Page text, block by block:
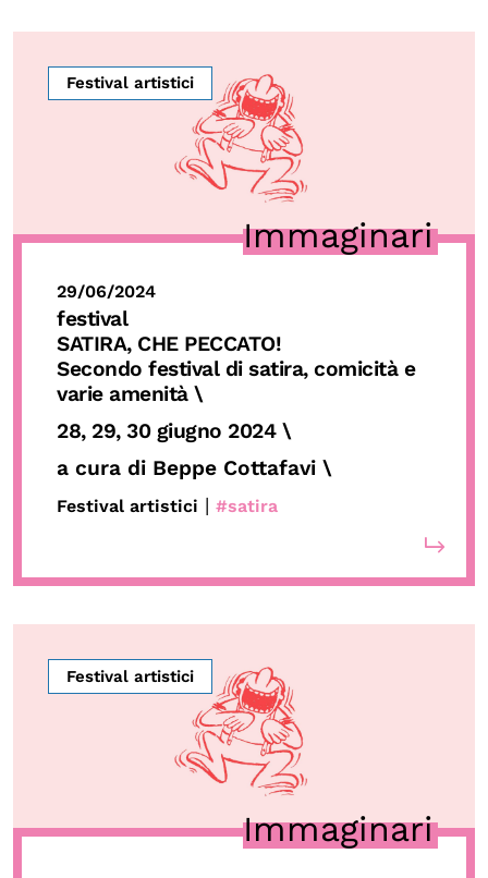
Festival artistici
Immaginari
29/06/2024
festival
SATIRA, CHE PECCATO!
Secondo festival di satira, comicità e
varie amenità \
28, 29, 30 giugno 2024 \
a cura di Beppe Cottafavi \
Festival artistici | #satira
Festival artistici
Immaginari